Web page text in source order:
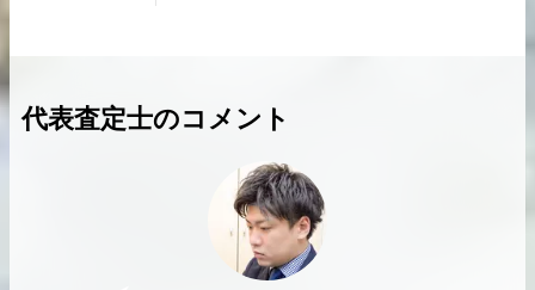
希少なリザード素材のバーキンの買取価格や
代表査定士のコメント